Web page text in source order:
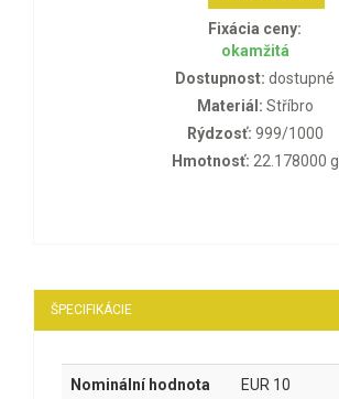
Fixácia ceny:
okamžitá
Dostupnost: dostupné
Materiál: Stříbro
Rýdzosť: 999/1000
Hmotnosť: 22.178000 g
ŠPECIFIKÁCIE
Nominální hodnota EUR 10